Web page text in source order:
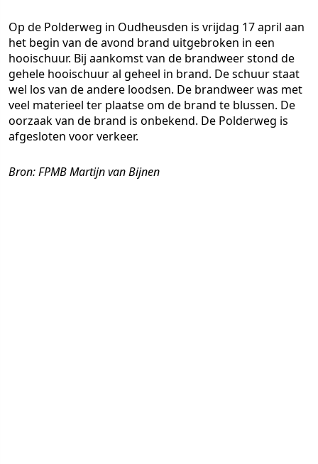
Op de Polderweg in Oudheusden is vrijdag 17 april aan
het begin van de avond brand uitgebroken in een
hooischuur. Bij aankomst van de brandweer stond de
gehele hooischuur al geheel in brand. De schuur staat
wel los van de andere loodsen. De brandweer was met
veel materieel ter plaatse om de brand te blussen. De
oorzaak van de brand is onbekend. De Polderweg is
afgesloten voor verkeer.
Bron: FPMB Martijn van Bijnen